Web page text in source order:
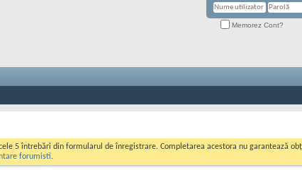
Memorez Cont?
5 întrebări din formularul de înregistrare. Completarea acestora nu garantează
forumisti.